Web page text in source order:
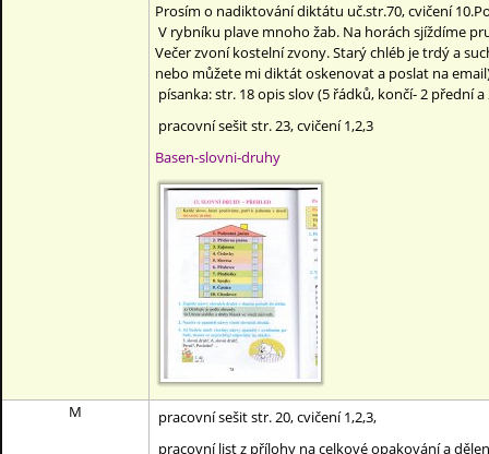
Prosím o nadiktování diktátu uč.str.70, cvičení
V rybníku plave mnoho žab. Na horách sjíždíme
Večer zvoní kostelní zvony. Starý chléb je trdý a
nebo můžete mi diktát oskenovat a poslat na
písanka: str. 18 opis slov (5 řádků, končí- 2 přední a
pracovní sešit str. 23, cvičení 1,2,3
Basen-slovni-druhy
M
pracovní sešit str. 20, cvičení 1,2,3,
pracovní list z přílohy na celkové opakování a